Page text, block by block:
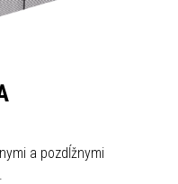
a pozdĺžnymi